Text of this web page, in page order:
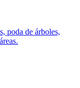
poda de árboles,